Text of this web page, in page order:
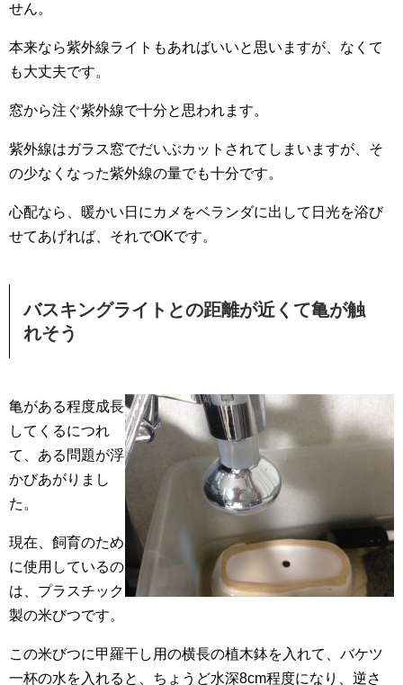
せん。
本来なら紫外線ライトもあればいいと思いますが、なくて
も大丈夫です。
窓から注ぐ紫外線で十分と思われます。
紫外線はガラス窓でだいぶカットされてしまいますが、そ
の少なくなった紫外線の量でも十分です。
心配なら、暖かい日にカメをベランダに出して日光を浴び
せてあげれば、それでOKです。
バスキングライトとの距離が近くて亀が触
れそう
亀がある程度成長
してくるにつれ
て、ある問題が浮
かびあがりまし
た。
現在、飼育のため
に使用しているの
は、プラスチック
製の米びつです。
この米びつに甲羅干し用の横長の植木鉢を入れて、バケツ
一杯の水を入れると、ちょうど水深8cm程度になり、逆さ